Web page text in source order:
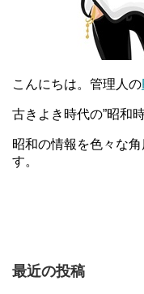
こんにちは。管理人の
古きよき時代の”昭和
昭和の情報を色々な
す。
最近の投稿